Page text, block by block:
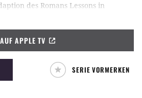
des Romans Lessons in
Elizabeth Zott, die in den 1950er
Träume aufgeben muss und
als Moderatorin einer Kochshow
wird. Die Hauptrolle spielt Brie
AUF APPLE TV
SERIE VORMERKEN